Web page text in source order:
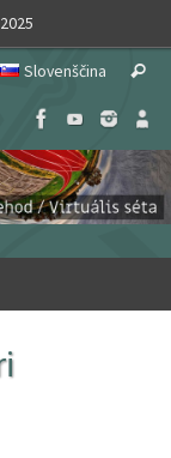
Slovenščina Search